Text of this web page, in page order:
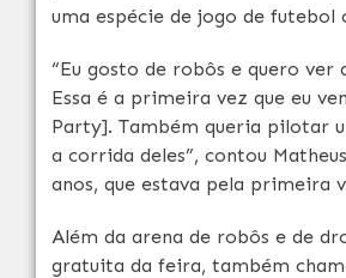
uma espécie de jogo de futebol
“Eu gosto de robôs e quero ver
Essa é a primeira vez que eu
Party]. Também queria pilotar
a corrida deles”, contou
anos, que estava pela primeira
Além da arena de robôs e de
gratuita da feira, também